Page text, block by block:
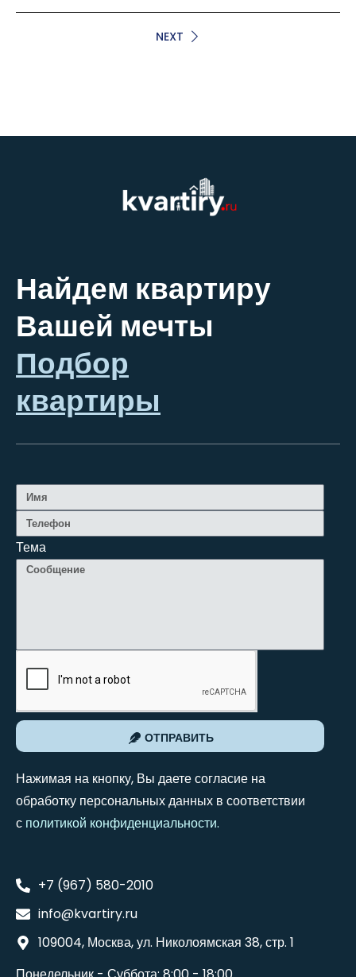
NEXT
Найдем квартиру
Вашей мечты
Подбор
квартиры
Тема
ОТПРАВИТЬ
Нажимая на кнопку, Вы даете согласие на
обработку персональных данных в соответствии
с политикой конфиденциальности.
+7 (967) 580-2010
info@kvartiry.ru
109004, Москва, ул. Николоямская 38, стр. 1